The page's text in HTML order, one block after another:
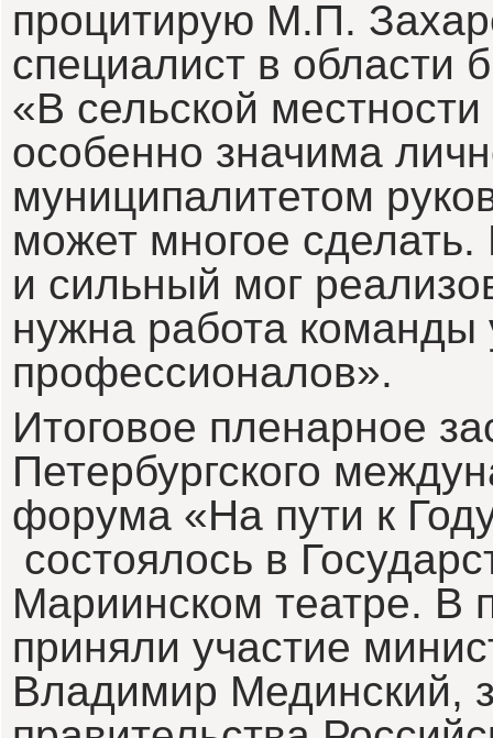
процитирую М.П.
специалист в области
«В сельской
особенно значима
муниципалитетом
может многое
и сильный мог
нужна работа
профессионалов».
Итоговое пленарное
Петербургского
форума «На пути к
состоялось в
Мариинском театре. В
приняли участие
Владимир Мединский,